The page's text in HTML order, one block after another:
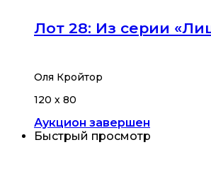
Лот 28: Из серии
Оля Кройтор
120 х 80
Аукцион завершен
Быстрый просмотр